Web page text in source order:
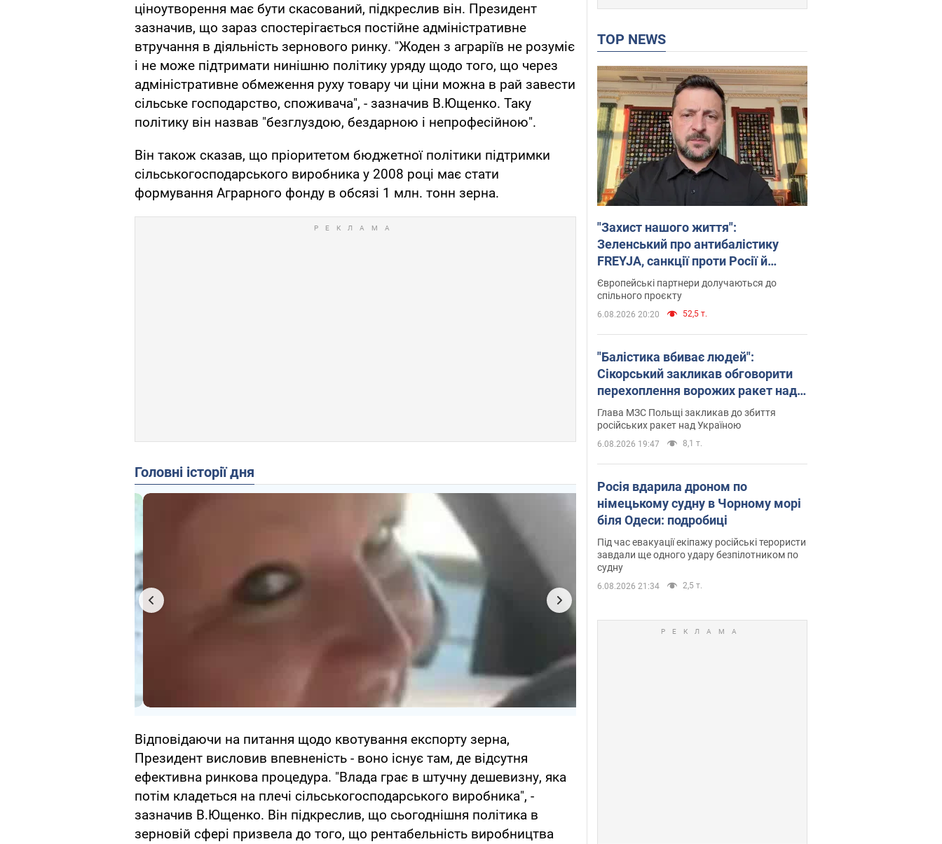
ціноутворення має бути скасований, підкреслив він. Президент
зазначив, що зараз спостерігається постійне адміністративне
втручання в діяльність зернового ринку. "Жоден з аграріїв не розуміє
і не може підтримати нинішню політику уряду щодо того, що через
адміністративне обмеження руху товару чи ціни можна в рай завести
сільське господарство, споживача", - зазначив В.Ющенко. Таку
політику він назвав "безглуздою, бездарною і непрофесійною".
Він також сказав, що пріоритетом бюджетної політики підтримки
сільськогосподарського виробника у 2008 році має стати
формування Аграрного фонду в обсязі 1 млн. тонн зерна.
Головні історії дня
Відповідаючи на питання щодо квотування експорту зерна,
Президент висловив впевненість - воно існує там, де відсутня
ефективна ринкова процедура. "Влада грає в штучну дешевизну, яка
потім кладеться на плечі сільськогосподарського виробника", -
зазначив В.Ющенко. Він підкреслив, що сьогоднішня політика в
зерновій сфері призвела до того, що рентабельність виробництва
TOP NEWS
"Захист нашого життя":
Зеленський про антибалістику
FREYJA, санкції проти Росії й
підтримку аграріїв. Відео
Європейські партнери долучаються до
спільного проєкту
6.08.2026 20:20 52,5 т.
"Балістика вбиває людей":
Сікорський закликав обговорити
перехоплення ворожих ракет над
Україною
Глава МЗС Польщі закликав до збиття
російських ракет над Україною
6.08.2026 19:47 8,1 т.
Росія вдарила дроном по
німецькому судну в Чорному морі
біля Одеси: подробиці
Під час евакуації екіпажу російські терористи
завдали ще одного удару безпілотником по
судну
6.08.2026 21:34 2,5 т.